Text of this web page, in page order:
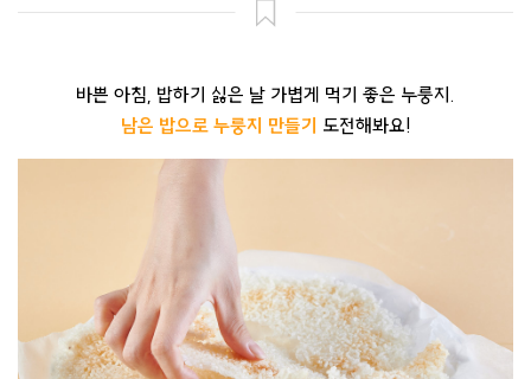
바쁜 아침, 밥하기 싫은 날 가볍게 먹기 좋은 누룽지.
남은 밥으로 누룽지 만들기 도전해봐요!